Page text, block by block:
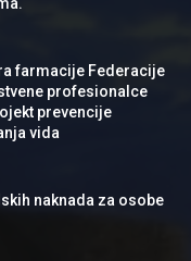
farmacije Federacije
profesionalce
prevencije
vida
naknada za osobe